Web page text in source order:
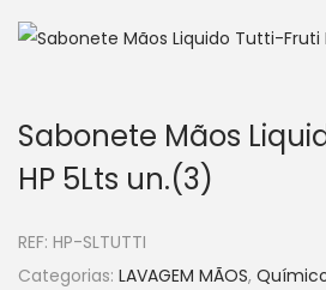
Sabonete Mãos
HP 5Lts un.(3)
REF: HP-SLTUTTI
Categorias: LAVAGEM MÃOS,